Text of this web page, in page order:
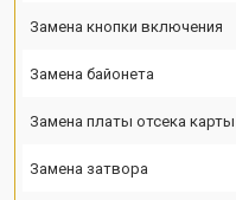
Замена кнопки включения
Замена байонета
Замена платы отсека
Замена затвора